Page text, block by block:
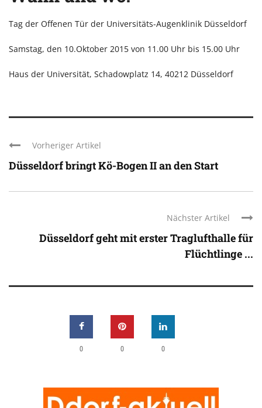
Tag der Offenen Tür der Universitäts-Augenklinik Düsseldorf
Samstag, den 10.Oktober 2015 von 11.00 Uhr bis 15.00 Uhr
Haus der Universität, Schadowplatz 14, 40212 Düsseldorf
Vorheriger Artikel
Düsseldorf bringt Kö-Bogen II an den Start
Nächster Artikel
Düsseldorf geht mit erster Traglufthalle für
Flüchtlinge ...
0 0 0